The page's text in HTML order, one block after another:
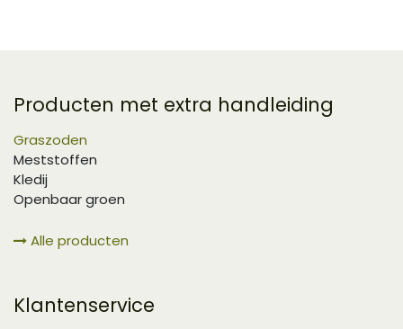
Producten met extra handleiding
Graszoden
Meststoffen
Kledij
Openbaar groen
Alle producten
Klantenservice